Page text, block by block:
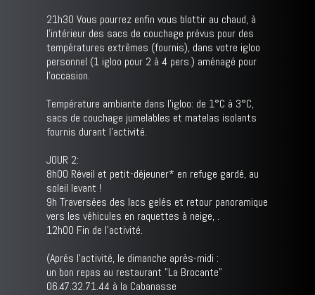
21h30 Vous pourrez enfin vous blottir au chaud, à
l'intérieur des sacs de couchage prévus pour des
températures extrêmes (fournis), dans votre igloo
personnel (1 igloo pour 2 à 4 pers.) aménagé pour
l'occasion.
Température ambiante dans l'igloo: de 1°C à 3°C,
sacs de couchage jumelables et matelas isolants
fournis durant l'activité.
JOUR 2:
8h00 Réveil et petit-déjeuner* en refuge gardé, au
soleil levant !
9h Traversées des lacs gelés et retour panoramique
vers les véhicules en raquettes à neige, .
12h00 Fin de l'activité.
(Aprés l'activité, le dimanche après-midi :
un bon repas au restaurant "La Brocante"
06.47.32.71.44 à la Cabanasse